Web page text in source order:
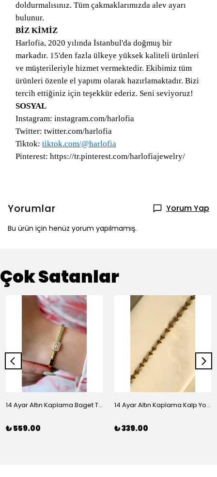
doldurmalısınız. Tüm çakmaklarımızda alev ayarı
bulunur.
BİZ KİMİZ
Harlofia, 2020 yılında İstanbul'da doğmuş bir
markadır. 15'den fazla ülkeye yüksek kaliteli ürünleri
ve müşterileriyle hizmet vermektedir. Ekibimiz tüm
ürünleri özenle el yapımı olarak hazırlamaktadır. Bizi
tercih ettiğiniz için teşekkür ederiz. Seni seviyoruz!
SOSYAL
Instagram: instagram.com/harlofia
Twitter: twitter.com/harlofia
Tiktok: tiktok.com/@harlofia
Pinterest: https://tr.pinterest.com/harlofiajewelry/
Yorumlar Yorum Yap
Bu ürün için henüz yorum yapılmamış.
Çok Satanlar
14 Ayar Altın Kaplama Baget Taşlı Vip Bileklik
₺ 559.00
14 Ayar Altın Kaplama Kalp Yolu Bileklik
₺ 339.00